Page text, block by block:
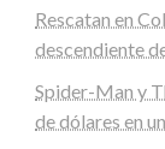
Rescatan en
descendiente
Spider-Man y
de dólares en